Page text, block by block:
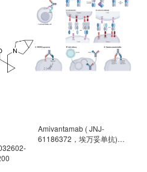
Amivantamab ( JNJ-
61186372，埃万妥单抗)